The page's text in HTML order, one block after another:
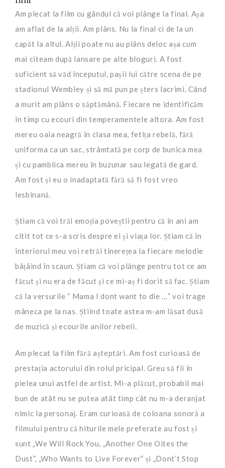
Am plecat la film cu gândul că voi plânge la final. Așa
am aflat de la alții. Am plâns. Nu la final ci de la un
capăt la altul. Alții poate nu au plâns deloc așa cum
mai citeam după lansare pe alte bloguri. A fost
suficient să văd începutul, pașii lui către scena de pe
stadionul Wembley și să mă pun pe șters lacrimi. Când
a murit am plâns o săptămână. Fiecare ne identificăm
în timp cu ecouri din temperamentele altora. Am fost
mereu oaia neagră în clasa mea, fetița rebelă, fără
uniforma ca un sac, strâmtată pe corp de bunica mea
și cu pamblica mereu în buzunar sau legată de gard.
Am fost și eu o inadaptată fără să fi fost vreo
lesbinană.
Știam că voi trăi emoția poveștii pentru că în ani am
citit tot ce s-a scris despre ei și viața lor. Știam că în
înteriorul meu voi retrăi tinerețea la fiecare melodie
bâțâind în scaun. Știam că voi plânge pentru tot ce am
făcut și nu era de făcut și ce mi-aș fi dorit să fac. Știam
că la versurile ” Mama I dont want to die …” voi trage
mâneca pe la nas. Știind toate astea m-am lăsat dusă
de muzică și ecourile anilor rebeli.
Am plecat la film fără așteptări. Am fost curioasă de
prestația actorului din rolul pricipal. Greu să fii în
pielea unui astfel de artist. Mi-a plăcut, probabil mai
bun de atât nu se putea atât timp cât nu m-a deranjat
nimic la personaj. Eram curioasă de coloana sonoră a
filmului pentru că hiturile mele preferate au fost și
sunt „We Will Rock You, „Another One Oites the
Dust”, „Who Wants to Live Forever” și „Dont’t Stop